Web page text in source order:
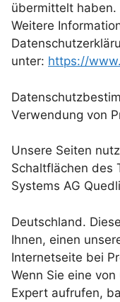
übermittelt haben.
Weitere
unter: https://
Verwendung von
Unsere Seiten
Schaltflächen des
Systems AG
Deutschland.
Ihnen, einen
Internetseite bei
Wenn Sie eine
Expert aufrufen,